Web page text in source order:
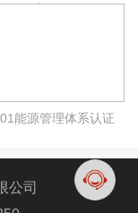
系
能源管理体系认证
公司